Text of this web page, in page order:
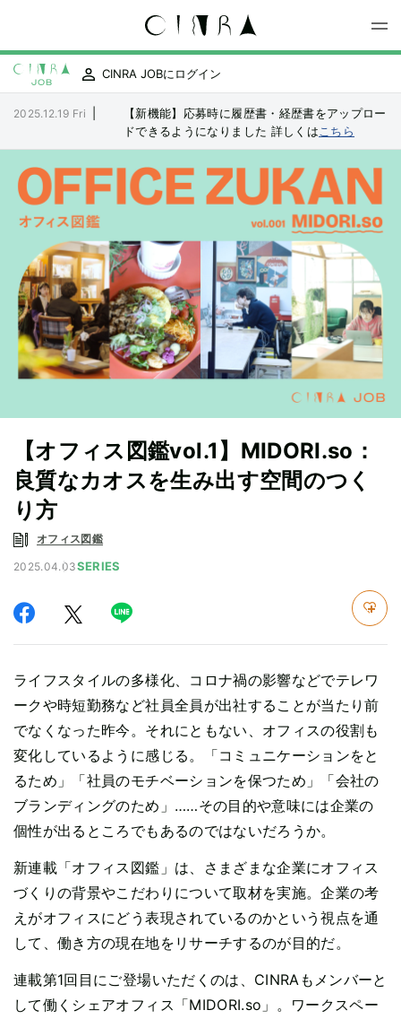
CINRA JOBにログイン
2025.12.19 Fri
【新機能】応募時に履歴書・経歴書をアップロー
ドできるようになりました 詳しくは こちら
【オフィス図鑑vol.1】MIDORI.so：
良質なカオスを生み出す空間のつく
り方
オフィス図鑑
2025.04.03SERIES
ライフスタイルの多様化、コロナ禍の影響などでテレワ
ークや時短勤務など社員全員が出社することが当たり前
でなくなった昨今。それにともない、オフィスの役割も
変化しているように感じる。「コミュニケーションをと
るため」「社員のモチベーションを保つため」「会社の
ブランディングのため」……その目的や意味には企業の
個性が出るところでもあるのではないだろうか。
新連載「オフィス図鑑」は、さまざまな企業にオフィス
づくりの背景やこだわりについて取材を実施。企業の考
えがオフィスにどう表現されているのかという視点を通
して、働き方の現在地をリサーチするのが目的だ。
連載第1回目にご登場いただくのは、CINRAもメンバーと
して働くシェアオフィス「MIDORI.so」。ワークスペー